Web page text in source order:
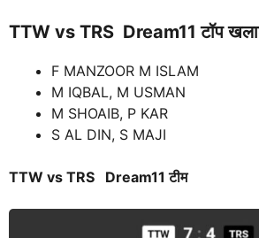
TTW vs TRS Dream11 टॉप
F MANZOOR M ISLAM
M IQBAL, M USMAN
M SHOAIB, P KAR
S AL DIN, S MAJI
TTW vs TRS Dream11 टीम